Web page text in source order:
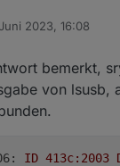
2023, 16:08
bemerkt,
von lsusb,
ID 413c:2003